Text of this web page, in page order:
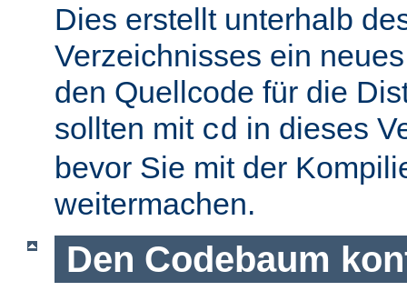
Dies erstellt unterhalb
Verzeichnisses ein
den Quellcode für die
sollten mit cd in dieses
bevor Sie mit der
weitermachen.
Den Codebaum